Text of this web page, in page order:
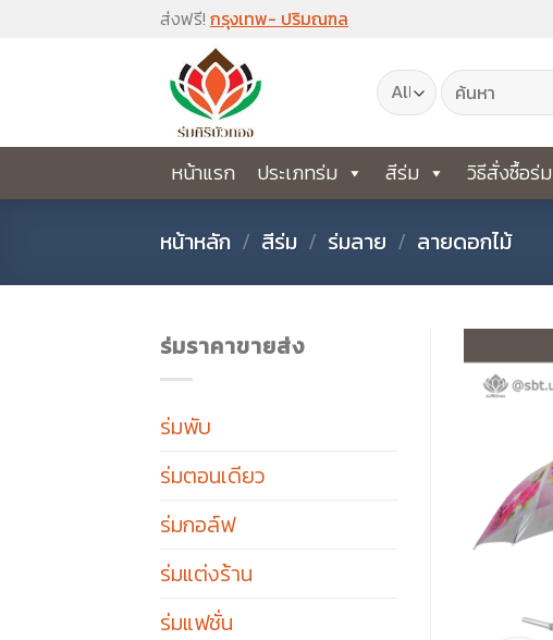
ส่งฟรี! กรุงเทพ- ปริมณฑล
ค้นหา:
หน้าแรก ประเภทร่ม สีร่ม วิธีสั่งซื้อร่ม
หน้าหลัก / สีร่ม / ร่มลาย / ลายดอกไม้
ร่มราคาขายส่ง
ร่มพับ
ร่มตอนเดียว
ร่มกอล์ฟ
ร่มแต่งร้าน
ร่มแฟชั่น